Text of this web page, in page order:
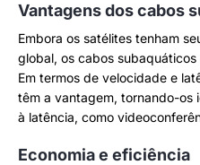
Vantagens dos cabos
Embora os satélites tenham
global, os cabos
Em termos de velocidade e
têm a vantagem, tornando-os
à latência, como
Economia e eficiência